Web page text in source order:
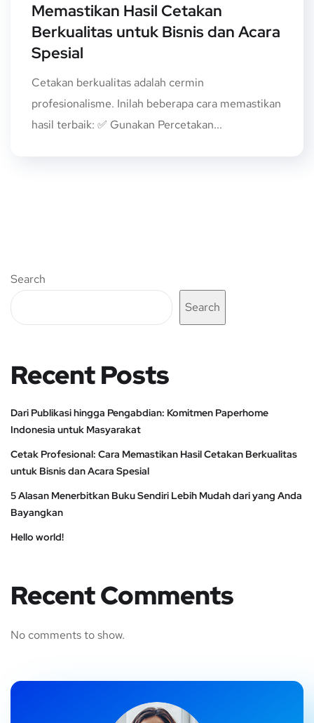
Memastikan Hasil Cetakan
Berkualitas untuk Bisnis dan Acara
Spesial
Cetakan berkualitas adalah cermin
profesionalisme. Inilah beberapa cara memastikan
hasil terbaik: ✅ Gunakan Percetakan...
Search
Search
Recent Posts
Dari Publikasi hingga Pengabdian: Komitmen Paperhome
Indonesia untuk Masyarakat
Cetak Profesional: Cara Memastikan Hasil Cetakan Berkualitas
untuk Bisnis dan Acara Spesial
5 Alasan Menerbitkan Buku Sendiri Lebih Mudah dari yang Anda
Bayangkan
Hello world!
Recent Comments
No comments to show.